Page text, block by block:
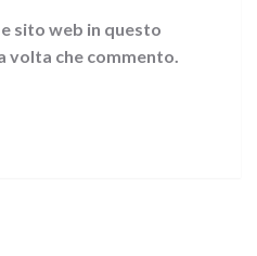
sito web in questo
volta che commento.